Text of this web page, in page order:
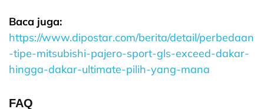
Baca juga:
https://www.dipostar.com/berita/detail/perbedaan
-tipe-mitsubishi-pajero-sport-gls-exceed-dakar-
hingga-dakar-ultimate-pilih-yang-mana
FAQ